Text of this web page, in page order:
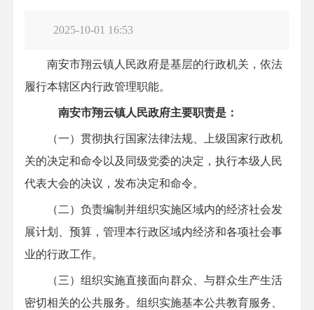
2025-10-01 16:53
南安市翔云镇人民政府是基层的行政机关，依法
履行本辖区内行政管理职能。
南安市翔云镇人民政府主要职责是：
（一）贯彻执行国家法律法规、上级国家行政机
关的决定和命令以及同级党委的决定，执行本级人民
代表大会的决议，发布决定和命令。
（二）负责编制并组织实施区域内的经济社会发
展计划、预算，管理本行政区域内经济和各项社会事
业的行政工作。
（三）组织实施直接面向群众、与群众生产生活
密切相关的公共服务。组织实施基本公共教育服务、